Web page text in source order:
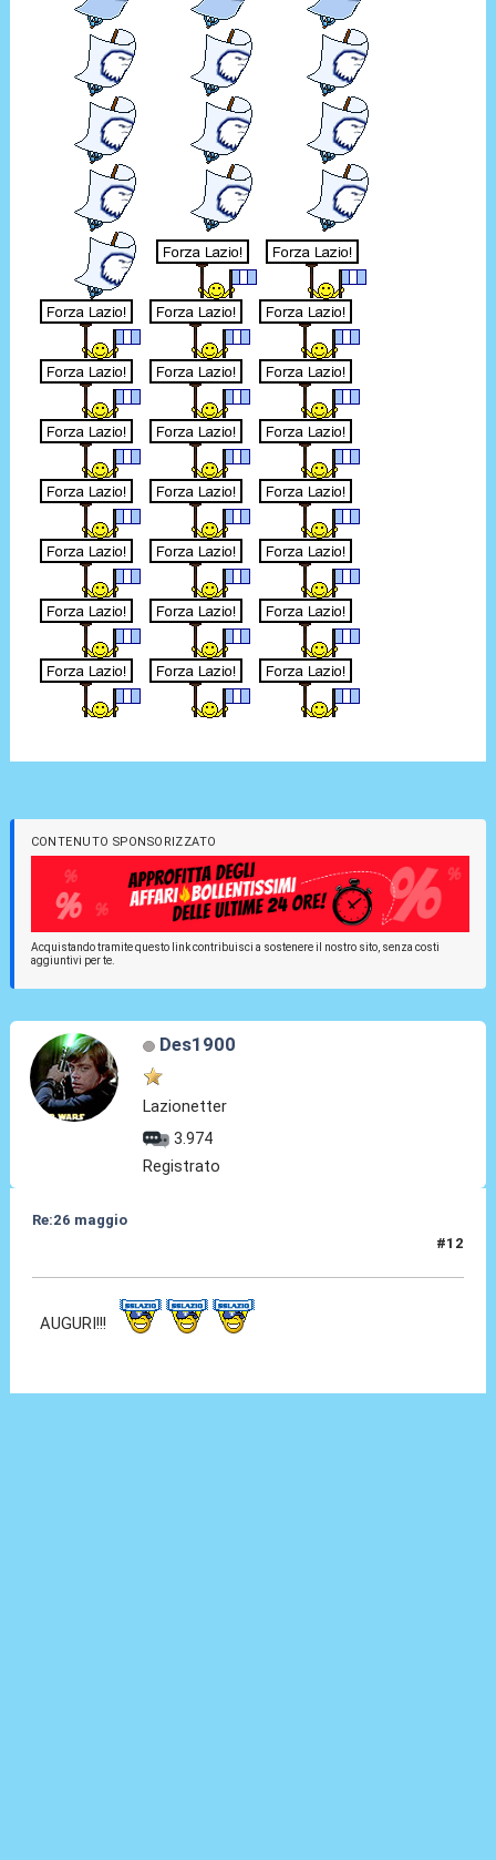
CONTENUTO SPONSORIZZATO
Acquistando tramite questo link contribuisci a sostenere il nostro sito, senza costi
aggiuntivi per te.
Des1900
Lazionetter
3.974
Registrato
Re:26 maggio
#12
AUGURI!!!